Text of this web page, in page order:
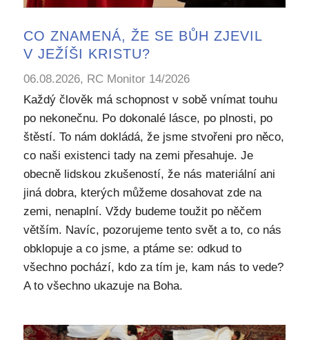
CO ZNAMENÁ, ŽE SE BŮH ZJEVIL
V JEŽÍŠI KRISTU?
06.08.2026, RC Monitor 14/2026
Každý člověk má schopnost v sobě vnímat touhu
po nekonečnu. Po dokonalé lásce, po plnosti, po
štěstí. To nám dokládá, že jsme stvořeni pro něco,
co naši existenci tady na zemi přesahuje. Je
obecně lidskou zkušeností, že nás materiální ani
jiná dobra, kterých můžeme dosahovat zde na
zemi, nenaplní. Vždy budeme toužit po něčem
větším. Navíc, pozorujeme tento svět a to, co nás
obklopuje a co jsme, a ptáme se: odkud to
všechno pochází, kdo za tím je, kam nás to vede?
A to všechno ukazuje na Boha.